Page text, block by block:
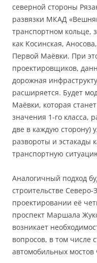
северной стороны
развязки МКАД
транспортном кольце,
как Косинская,
Первой Маёвки. При
проектировщиков,
дорожная
расширяется. Будет
Маёвки, которая
значения 1-го класса,
две в каждую сторону)
развороты и эстакады
транспортную
Аналогичный подход
строительстве
проектировании её
проспект Маршала
возникает
вопросов, в том числе
автомобильных мостов